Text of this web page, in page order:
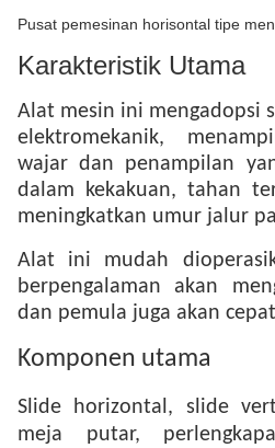
Pusat pemesinan horisontal tipe
Karakteristik Utama
Alat mesin ini mengadopsi
elektromekanik,
wajar dan penampilan
dalam kekakuan, tahan
meningkatkan umur jalur
Alat ini mudah
berpengalaman akan
dan pemula juga akan
Komponen utama
Slide horizontal, slide
meja putar,